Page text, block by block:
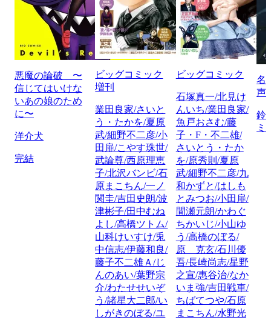
悪魔の論破 〜
信じてはいけな
いあの娘のため
に〜
洋介犬
完結
ビッグコミック
増刊
業田良家/さいと
う・たかを/夏原
武/細野不二彦/小
田扉/こやす珠世/
武論尊/西原理恵
子/北沢バンビ/石
原まこちん/一ノ
関圭/吉田史朗/波
津彬子/田中むね
よし/高橋ツトム/
山科けいすけ/兎
中信志/伊藤和良/
藤子不二雄Ａ/じ
んのあい/葉野宗
介/わたせせいぞ
う/諸星大二郎/い
しがきのぼる/ユ
ビッグコミック
石塚真一/北見け
んいち/業田良家/
魚戸おさむ/藤
子・F・不二雄/
さいとう・たか
を/原秀則/夏原
武/細野不二彦/九
和かずと/はしも
とみつお/小田扉/
間瀬元朗/かわぐ
ちかいじ/小山ゆ
う/高橋のぼる/
原 克玄/石川優
吾/長崎尚志/星野
之宣/惠谷治/なか
いま強/吉田戦車/
ちばてつや/石原
まこちん/水野光
名
声
鈴
ミ